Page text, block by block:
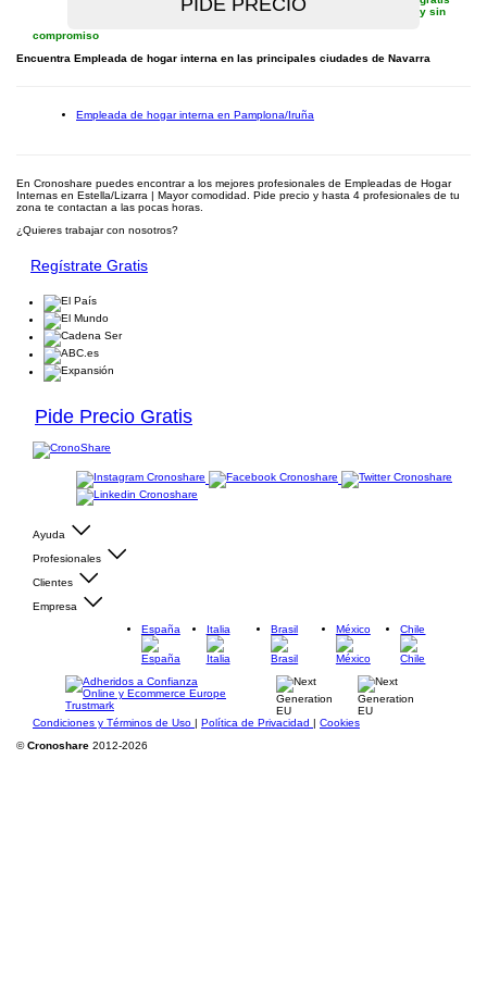
y sin
compromiso
Encuentra Empleada de hogar interna en las principales ciudades de Navarra
Empleada de hogar interna en Pamplona/Iruña
En Cronoshare puedes encontrar a los mejores profesionales de Empleadas de Hogar
Internas en Estella/Lizarra | Mayor comodidad. Pide precio y hasta 4 profesionales de tu
zona te contactan a las pocas horas.
¿Quieres trabajar con nosotros?
Regístrate Gratis
Pide Precio Gratis
Ayuda
Profesionales
Clientes
Empresa
España
Italia Brasil México Chile
Condiciones y Términos de Uso | Política de Privacidad | Cookies
©Cronoshare 2012-2026